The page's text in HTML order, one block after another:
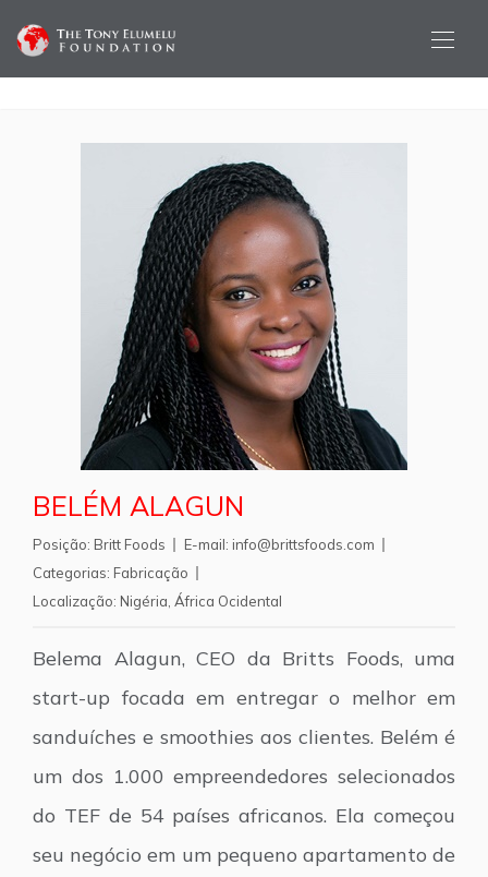
BELÉM ALAGUN
Posição: Britt Foods E-mail: info@brittsfoods.com
Categorias: Fabricação
Localização: Nigéria África Ocidental
Belema Alagun, CEO da Britts Foods, uma
start-up focada em entregar o melhor em
sanduíches e smoothies aos clientes. Belém é
um dos 1.000 empreendedores selecionados
do TEF de 54 países africanos. Ela começou
seu negócio em um pequeno apartamento de